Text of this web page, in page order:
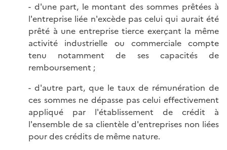
- d'une part, le montant des sommes prêtées à
l'entreprise liée n'excède pas celui qui aurait été
prêté à une entreprise tierce exerçant la même
activité industrielle ou commerciale compte
tenu notamment de ses capacités de
remboursement ;
- d'autre part, que le taux de rémunération de
ces sommes ne dépasse pas celui effectivement
appliqué par l'établissement de crédit à
l'ensemble de sa clientèle d'entreprises non liées
pour des crédits de même nature.